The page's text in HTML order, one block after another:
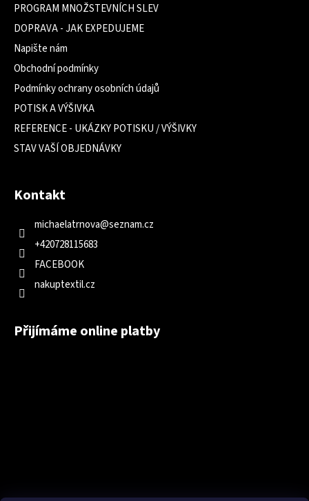
PROGRAM MNOŽSTEVNÍCH SLEV
DOPRAVA - JAK EXPEDUJEME
Napište nám
Obchodní podmínky
Podmínky ochrany osobních údajů
POTISK A VÝŠIVKA
REFERENCE - UKÁZKY POTISKU / VÝŠIVKY
STAV VAŠÍ OBJEDNÁVKY
Kontakt
michaelatrnova@seznam.cz
+420728115683
FACEBOOK
nakuptextil.cz
Přijímáme online platby